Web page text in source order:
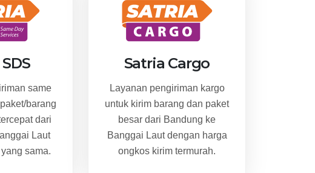
same
barang
dari
Laut
sama.
Satria Cargo
Layanan pengiriman kargo
untuk kirim barang dan paket
besar dari Bandung ke
Banggai Laut dengan harga
ongkos kirim termurah.